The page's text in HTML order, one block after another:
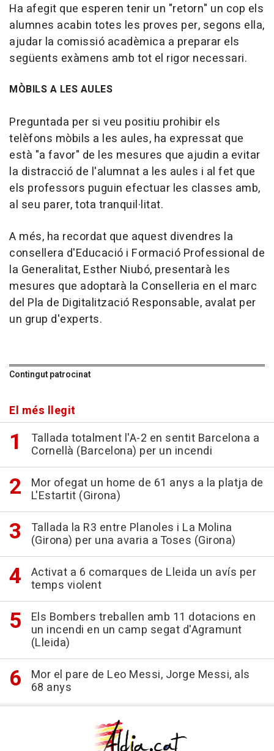
Ha afegit que esperen tenir un "retorn" un cop els
alumnes acabin totes les proves per, segons ella,
ajudar la comissió acadèmica a preparar els
següents exàmens amb tot el rigor necessari.
MÒBILS A LES AULES
Preguntada per si veu positiu prohibir els
telèfons mòbils a les aules, ha expressat que
està "a favor" de les mesures que ajudin a evitar
la distracció de l'alumnat a les aules i al fet que
els professors puguin efectuar les classes amb,
al seu parer, tota tranquil·litat.
A més, ha recordat que aquest divendres la
consellera d'Educació i Formació Professional de
la Generalitat, Esther Niubó, presentarà les
mesures que adoptarà la Conselleria en el marc
del Pla de Digitalització Responsable, avalat per
un grup d'experts.
Contingut patrocinat
El més llegit
Tallada totalment l'A-2 en sentit Barcelona a
Cornellà (Barcelona) per un incendi
Mor ofegat un home de 61 anys a la platja de
L'Estartit (Girona)
Tallada la R3 entre Planoles i La Molina
(Girona) per una avaria a Toses (Girona)
Activat a 6 comarques de Lleida un avís per
temps violent
Els Bombers treballen amb 11 dotacions en
un incendi en un camp segat d'Agramunt
(Lleida)
Mor el pare de Leo Messi, Jorge Messi, als
68 anys